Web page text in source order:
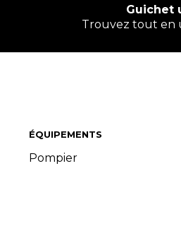
Guichet
Trouvez tout en
ÉQUIPEMENTS
Pompier